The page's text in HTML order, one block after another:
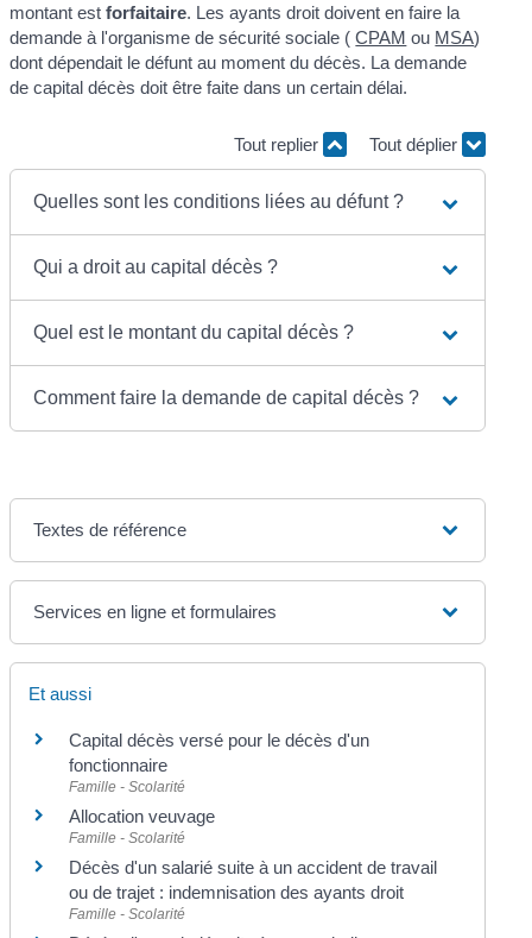
montant estforfaitaire. Les ayants droit doivent en faire la
demande à l'organisme de sécurité sociale (CPAM ou MSA)
dont dépendait le défunt au moment du décès. La demande
de capital décès doit être faite dans un certain délai.
Tout replier Tout déplier
Quelles sont les conditions liées au défunt ?
Qui a droit au capital décès ?
Quel est le montant du capital décès ?
Comment faire la demande de capital décès ?
Textes de référence
Services en ligne et formulaires
Et aussi
Capital décès versé pour le décès d'un
fonctionnaire
Famille - Scolarité
Allocation veuvage
Famille - Scolarité
Décès d'un salarié suite à un accident de travail
ou de trajet : indemnisation des ayants droit
Famille - Scolarité